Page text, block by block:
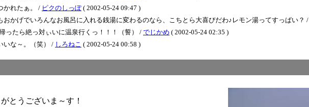
かれたぁ。 / ピクのしっぽ( 2002-05-24 09:47 )
かげでいろんなお風呂に入れる銭湯に変わるのなら、こちとら大喜びだわ♪レモン湯ってすっぱい？ /
たら絶っ対ぃいに温泉行くっ！！！（誓） / でじかめ ( 2002-05-24 02:35 )
いな～。（笑） / しろねこ ( 2002-05-24 00:58 )
とうございま～す！